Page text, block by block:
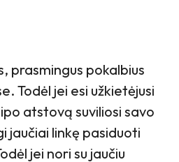
prasmingus pokalbius
Todėl jei esi užkietėjusi
atstovą suviliosi savo
jaučiai linkę pasiduoti
jei nori su jaučiu